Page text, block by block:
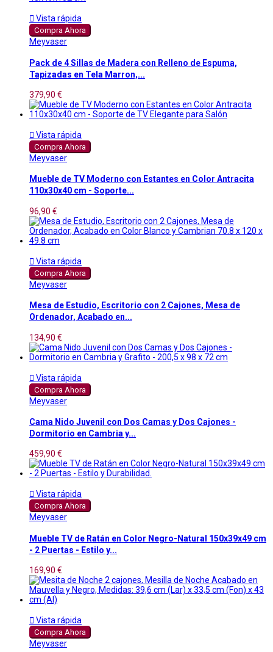
 Vista rápida
Compra Ahora
Meyvaser
Pack de 4 Sillas de Madera con Relleno de Espuma,
Tapizadas en Tela Marron,...
379,90 €
 Vista rápida
Compra Ahora
Meyvaser
Mueble de TV Moderno con Estantes en Color Antracita
110x30x40 cm - Soporte...
96,90 €
 Vista rápida
Compra Ahora
Meyvaser
Mesa de Estudio, Escritorio con 2 Cajones, Mesa de
Ordenador, Acabado en...
134,90 €
 Vista rápida
Compra Ahora
Meyvaser
Cama Nido Juvenil con Dos Camas y Dos Cajones -
Dormitorio en Cambria y...
459,90 €
 Vista rápida
Compra Ahora
Meyvaser
Mueble TV de Ratán en Color Negro-Natural 150x39x49 cm
- 2 Puertas - Estilo y...
169,90 €
 Vista rápida
Compra Ahora
Meyvaser